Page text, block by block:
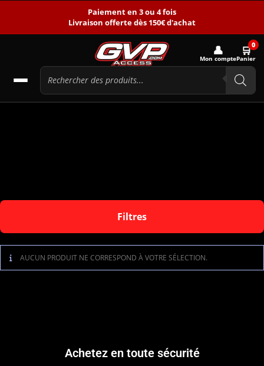
Paiement en 3 ou 4 fois
Livraison offerte dès 150€ d'achat
👤
Mon compte
🛒0
Panier
Filtres
AUCUN PRODUIT NE CORRESPOND À VOTRE SÉLECTION.
Achetez en toute sécurité